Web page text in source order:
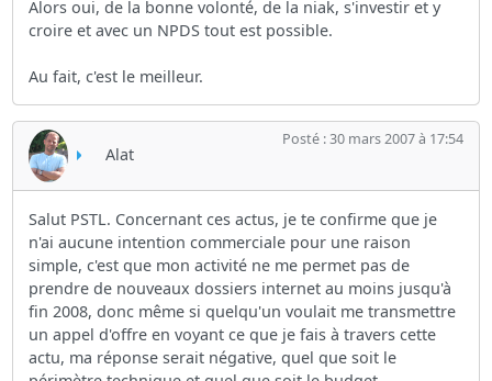
Alors oui, de la bonne volonté, de la niak, s'investir et y
croire et avec un NPDS tout est possible.
Au fait, c'est le meilleur.
Alat
Posté : 30 mars 2007 à 17:54
Salut PSTL. Concernant ces actus, je te confirme que je
n'ai aucune intention commerciale pour une raison
simple, c'est que mon activité ne me permet pas de
prendre de nouveaux dossiers internet au moins jusqu'à
fin 2008, donc même si quelqu'un voulait me transmettre
un appel d'offre en voyant ce que je fais à travers cette
actu, ma réponse serait négative, quel que soit le